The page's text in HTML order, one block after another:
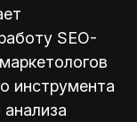
SEO-
инструмента